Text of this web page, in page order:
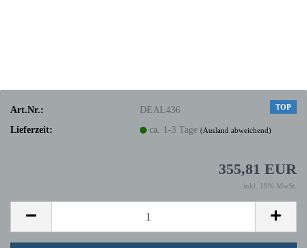
TOP
Art.Nr.:
DEAL436
Lieferzeit:
ca. 1-3 Tage(Ausland abweichend)
355,81 EUR
inkl. 19% MwSt.